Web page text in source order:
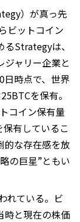
）が真っ先
ビットコイン
Strategyは、
ャリー企業と
日時点で、世界
を保有。
コイン保有量
有しているこ
的な存在感を放
の巨星”ともい
れている。ビ
時と現在の株価